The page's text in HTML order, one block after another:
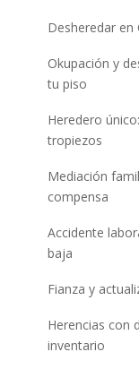
Desheredar en
Okupación y
tu piso
Heredero
tropiezos
Mediación
compensa
Accidente
baja
Fianza y
Herencias con
inventario